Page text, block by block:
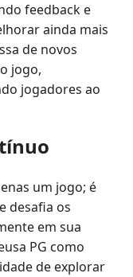
feedback e
ainda mais
de novos
jogo,
jogadores ao
um jogo; é
desafia os
em sua
PG como
de explorar